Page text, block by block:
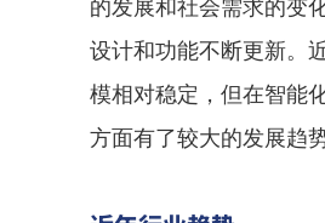
的发展和社会需求的变
设计和功能不断更新。
模相对稳定，但在智能
方面有了较大的发展趋势